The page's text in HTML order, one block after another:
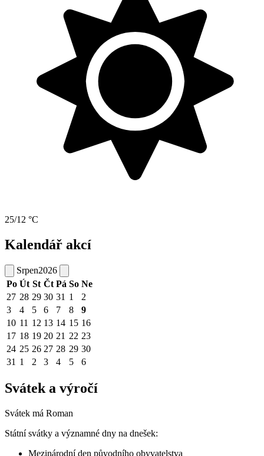
25/12 °C
Kalendář akcí
Srpen2026
Po Út St Čt Pá So Ne
27 28 29 30 31 1
2
3
4 5 6 7 8
9
10 11 12 13 14 15 16
17 18 19 20 21 22 23
24 25 26 27 28 29 30
31 1 2 3 4 5 6
Svátek a výročí
Svátek má Roman
Státní svátky a významné dny na dnešek:
Mezinárodní den původního obyvatelstva